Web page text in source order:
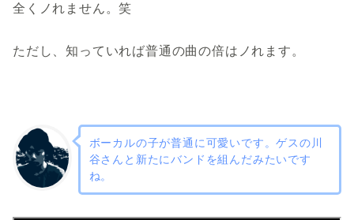
全くノれません。笑
ただし、知っていれば普通の曲の倍はノれます。
ボーカルの子が普通に可愛いです。ゲスの川
谷さんと新たにバンドを組んだみたいです
ね。